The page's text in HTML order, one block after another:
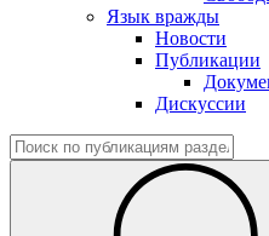
Язык вражды
Новости
Публикации
Дискуссии